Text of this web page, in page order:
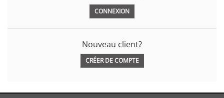
Nouveau client?
CRÉER DE COMPTE